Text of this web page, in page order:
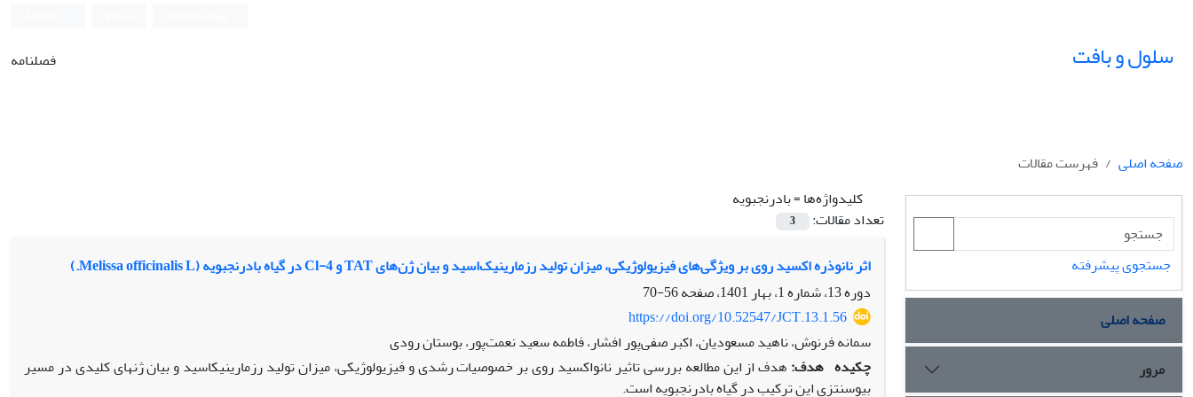
سلول و بافت فصلنامه
صفحه اصلی
فهرست مقالات
کلیدواژه‌ها =بادرنجبویه
تعداد مقالات:
3
اثر نانوذره اکسید روی بر ویژگی‌های فیزیولوژیکی، میزان تولید رزمارینیک‌اسید و بیان ژن‌های TAT و 4-Cl در گیاه بادرنجبویه (Melissa officinalis L.)
دوره 13، شماره 1، بهار 1401، صفحه
56-70
https://doi.org/10.52547/JCT.13.1.56
سمانه فرنوش، ناهید مسعودیان، اکبر صفی‌پور افشار، فاطمه سعید نعمت‌پور، بوستان رودی
چکیده هدف: هدف از این مطالعه بررسی تاثیر نانو­اکسید­ روی بر خصوصیات رشدی و فیزیولوژیکی، میزان تولید رزمارینیک­اسید و بیان ژن­های کلیدی در مسیر
بیوسنتزی این ترکیب در گیاه بادرنجبویه است.
جستجوی پیشرفته
صفحه اصلی
مرور